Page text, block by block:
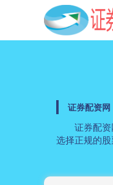
证券配资网
证券配
选择正规的